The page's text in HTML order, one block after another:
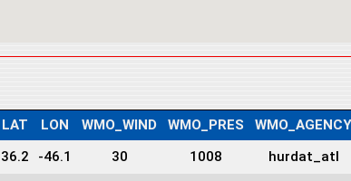
LAT LON WMO_WIND WMO_PRES WMO_AGENCY
36.2 -46.1 30 1008 hurdat_atl